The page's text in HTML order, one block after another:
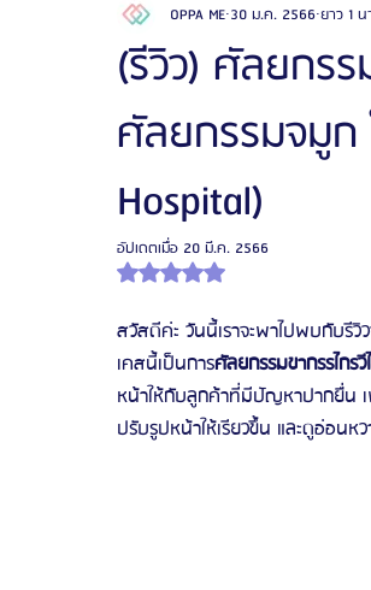
รีวิวศัลยกรรมฉีดไขมัน รีวิวศัลยกรรมดูดไขมัน
โรงพยาบาลศัลยกรรมเฟรช โรงพยาบาลศัลยกรร
รีวิวศัลยกรรมผู้ชาย โรงพยาบาลศัลยกรรมมาอิน
(รีวิว) ศัลยกร
ศัลยกรรมจมูก
Hospital)
OPPA ME 30 ม.ค. 2566ยาว 1
อัปเดตเมื่อ 20 มี.ค. 2566
ได้รับ NaN เต็ม 5 ดาว
สวัสดีค่ะ วันนี้เราจะพาไปพบกับรีวิ
เคสนี้เป็นการศัลยกรรมขากรรไก
หน้าให้กับลูกค้าที่มีปัญหาปากยื่น เ
ปรับรูปหน้าให้เรียวขึ้น และดูอ่อน